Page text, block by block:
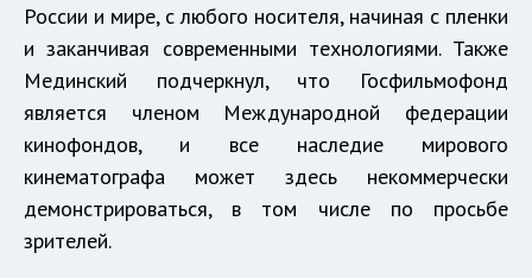
России и мире, с любого носителя, начиная с пленки
и заканчивая современными технологиями. Также
Мединский подчеркнул, что Госфильмофонд
является членом Международной федерации
кинофондов, и все наследие мирового
кинематографа может здесь некоммерчески
демонстрироваться, в том числе по просьбе
зрителей.